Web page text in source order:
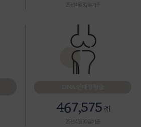
25년 4월 30일 기준
467,575례
25년 4월 30일 기준